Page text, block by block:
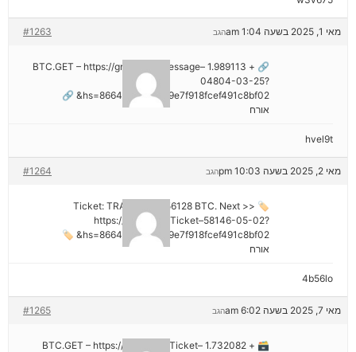
מאי 1, 2025 בשעה 1:04 am #1263 הגב
🔗 + 1.989113 BTC.GET – https://graph.org/Message–
04804-03-25?
hs=8664c520642b9e7f918fcef491c8bf02& 🔗
אורח
hvel9t
מאי 2, 2025 בשעה 10:03 pm #1264 הגב
🏷 Ticket: TRANSFER 1,56128 BTC. Next >>
https://graph.org/Ticket–58146-05-02?
hs=8664c520642b9e7f918fcef491c8bf02& 🏷
אורח
4b56lo
מאי 7, 2025 בשעה 6:02 am #1265 הגב
🗃 + 1.732082 BTC.GET – https://graph.org/Ticket–